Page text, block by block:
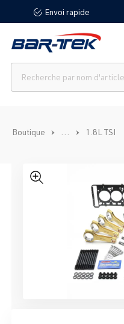
principalEnvoi rapide
Boutique ... 1.8L TSI
Ignorer la galerie d'images